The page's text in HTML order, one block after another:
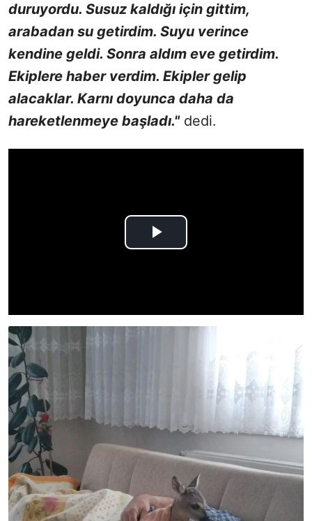
duruyordu. Susuz kaldığı için gittim,
arabadan su getirdim. Suyu verince
kendine geldi. Sonra aldım eve getirdim.
Ekiplere haber verdim. Ekipler gelip
alacaklar. Karnı doyunca daha da
hareketlenmeye başladı."dedi.